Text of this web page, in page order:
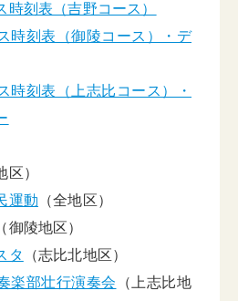
時刻表（吉野コース）
時刻表（御陵コース）・デ
時刻表（上志比コース）・
区）
運動 （全地区）
（御陵地区）
タ
（志比北地区）
楽部壮行演奏会 （上志比地